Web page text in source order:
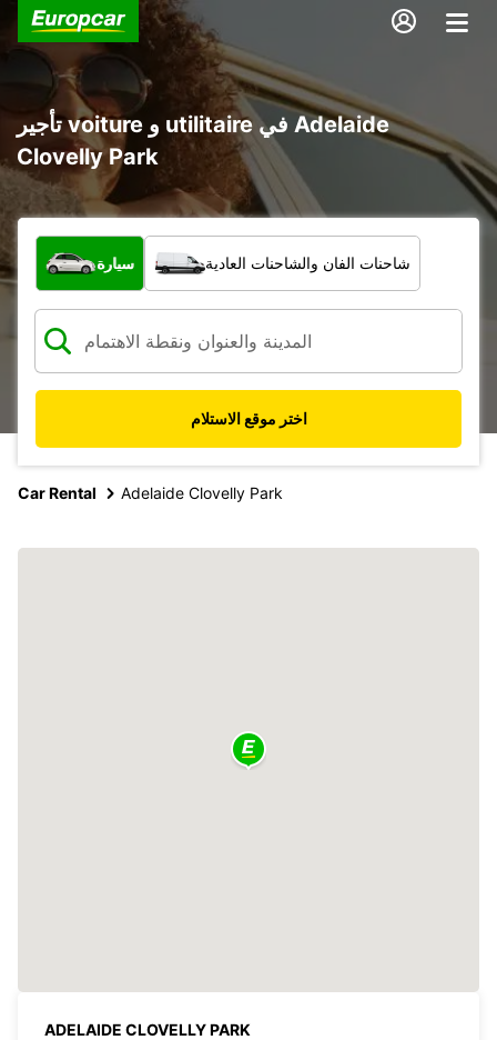
تأجير voiture و utilitaire في Adelaide
Clovelly Park
ما نوع المركبة؟
سيارة شاحنات الفان والشاحنات العادية
اختر موقع الاستلام
Car Rental Adelaide Clovelly Park
ADELAIDE CLOVELLY PARK